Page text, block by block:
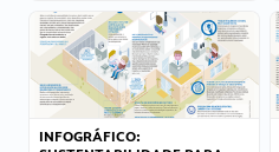
INFOGRÁFICO: